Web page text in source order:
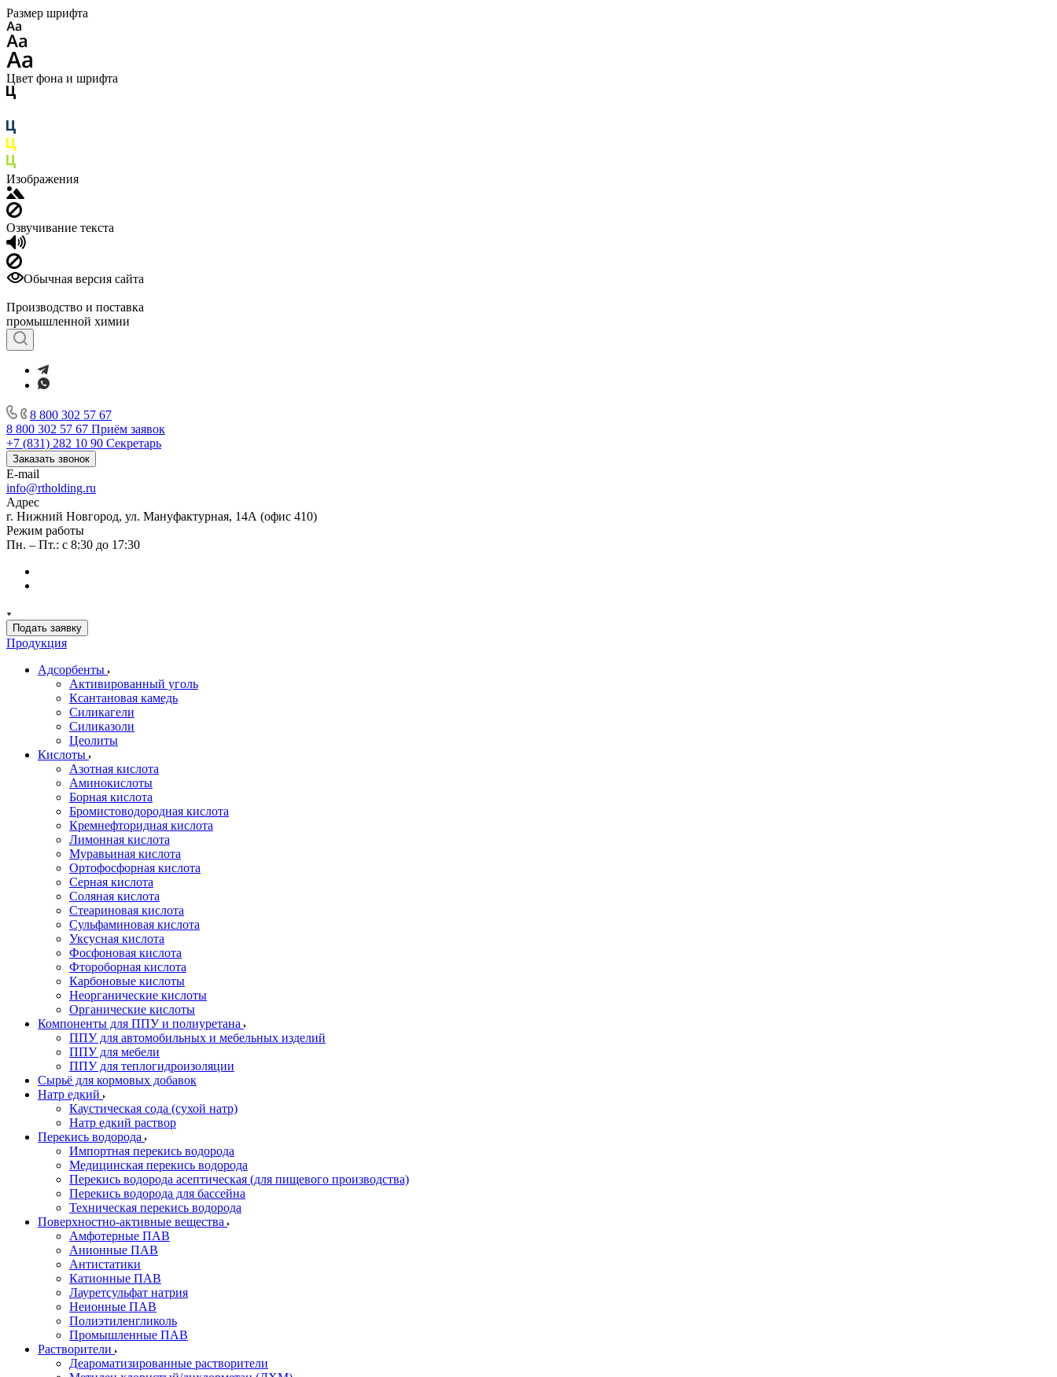
Размер шрифта
Цвет фона и шрифта
Изображения
Озвучивание текста
Обычная версия сайта
Производство и поставка
промышленной химии
8 800 302 57 67
8 800 302 57 67 Приём заявок
+7 (831) 282 10 90 Секретарь
Заказать звонок
E-mail
info@rtholding.ru
Адрес
г. Нижний Новгород, ул. Мануфактурная, 14А (офис 410)
Режим работы
Пн. – Пт.: с 8:30 до 17:30
Подать заявку
Продукция
Адсорбенты
Активированный уголь
Ксантановая камедь
Силикагели
Силиказоли
Цеолиты
Кислоты
Азотная кислота
Аминокислоты
Борная кислота
Бромистоводородная кислота
Кремнефторидная кислота
Лимонная кислота
Муравьиная кислота
Ортофосфорная кислота
Серная кислота
Соляная кислота
Стеариновая кислота
Сульфаминовая кислота
Уксусная кислота
Фосфоновая кислота
Фтороборная кислота
Карбоновые кислоты
Неорганические кислоты
Органические кислоты
Компоненты для ППУ и полиуретана
ППУ для автомобильных и мебельных изделий
ППУ для мебели
ППУ для теплогидроизоляции
Сырьё для кормовых добавок
Натр едкий
Каустическая сода (сухой натр)
Натр едкий раствор
Перекись водорода
Импортная перекись водорода
Медицинская перекись водорода
Перекись водорода асептическая (для пищевого производства)
Перекись водорода для бассейна
Техническая перекись водорода
Поверхностно-активные вещества
Амфотерные ПАВ
Анионные ПАВ
Антистатики
Катионные ПАВ
Лауретсульфат натрия
Неионные ПАВ
Полиэтиленгликоль
Промышленные ПАВ
Растворители
Деароматизированные растворители